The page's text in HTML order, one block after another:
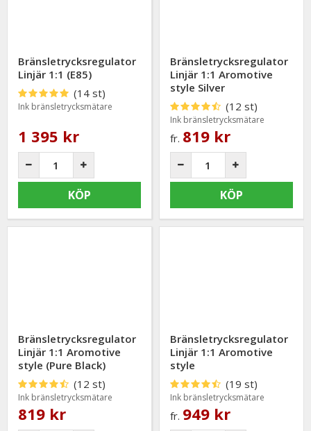
Bränsletrycksregulator
Linjär 1:1 (E85)
(14 st)
Ink bränsletrycksmätare
1 395 kr
KÖP
Bränsletrycksregulator
Linjär 1:1 Aromotive
style Silver
(12 st)
Ink bränsletrycksmätare
fr. 819 kr
KÖP
Bränsletrycksregulator
Linjär 1:1 Aromotive
style (Pure Black)
(12 st)
Ink bränsletrycksmätare
819 kr
Bränsletrycksregulator
Linjär 1:1 Aromotive
style
(19 st)
Ink bränsletrycksmätare
fr. 949 kr